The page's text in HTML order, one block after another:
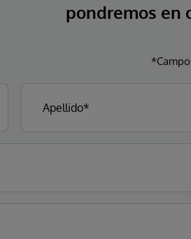
pondremos en